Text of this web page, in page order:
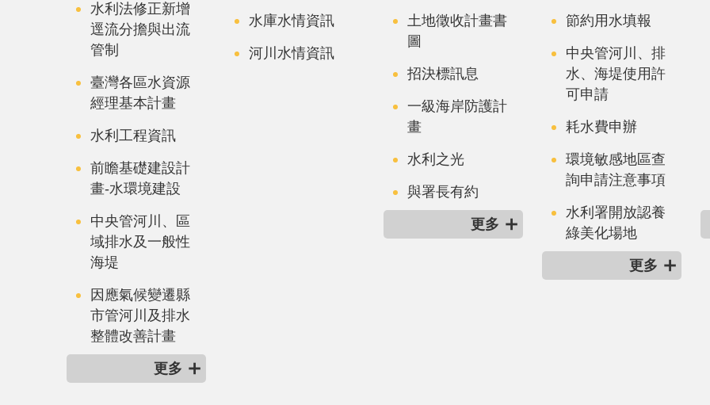
水利法修正新增
逕流分擔與出流
管制
臺灣各區水資源
經理基本計畫
水利工程資訊
前瞻基礎建設計
畫-水環境建設
中央管河川、區
域排水及一般性
海堤
因應氣候變遷縣
市管河川及排水
整體改善計畫
更多
水庫水情資訊
河川水情資訊
土地徵收計畫書
圖
招決標訊息
一級海岸防護計
畫
水利之光
與署長有約
更多
節約用水填報
中央管河川、排
水、海堤使用許
可申請
耗水費申辦
環境敏感地區查
詢申請注意事項
水利署開放認養
綠美化場地
更多